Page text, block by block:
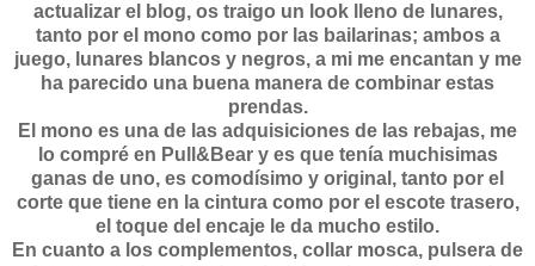
actualizar el blog, os traigo un look lleno de lunares,
tanto por el mono como por las bailarinas; ambos a
juego, lunares blancos y negros, a mi me encantan y me
ha parecido una buena manera de combinar estas
prendas.
El mono es una de las adquisiciones de las rebajas, me
lo compré en Pull&Bear y es que tenía muchisimas
ganas de uno, es comodísimo y original, tanto por el
corte que tiene en la cintura como por el escote trasero,
el toque del encaje le da mucho estilo.
En cuanto a los complementos, collar mosca, pulsera de